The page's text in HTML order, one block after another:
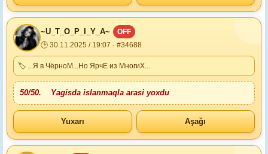
~U_T_O_P_I_Y_A~
OFF
🕒 30.11.2025 / 19:07 · #34688
🏷 ...Я в ЧёрноМ...Но ЯрчЕ из МногиХ...
50/50. Yagisda islanmaqla arasi yoxdu
Yuxarı Aşağı